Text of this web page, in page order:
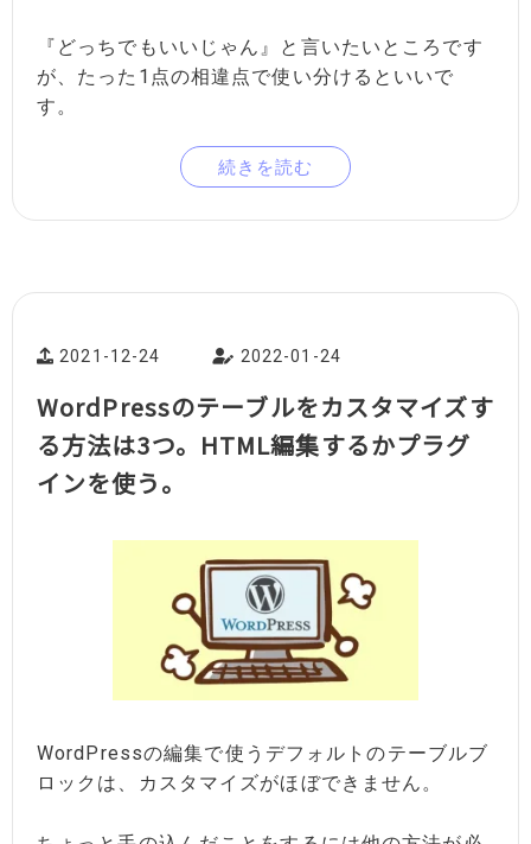
『どっちでもいいじゃん』と言いたいところです
が、たった1点の相違点で使い分けるといいで
す。
続きを読む
2021-12-24 2022-01-24
WordPressのテーブルをカスタマイズす
る方法は3つ。HTML編集するかプラグ
インを使う。
WordPressの編集で使うデフォルトのテーブルブ
ロックは、カスタマイズがほぼできません。